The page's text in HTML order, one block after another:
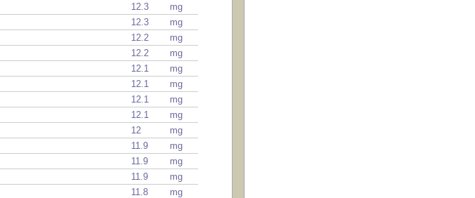
12.3
mg
12.3
mg
12.2
mg
12.2
mg
12.1
mg
12.1
mg
12.1
mg
12.1
mg
12
mg
11.9
mg
11.9
mg
11.9
mg
11.8
mg